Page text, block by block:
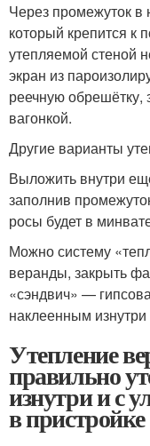
Через промежуток в
который крепится к
утепляемой стеной
экран из
реечную обрешётку,
вагонкой.
Другие варианты
Выложить внутри
заполнив
росы будет в
Можно систему
веранды, закрыть
«сэндвич» —
наклеенным
Утепление
правильно
изнутри и с
в пристройке